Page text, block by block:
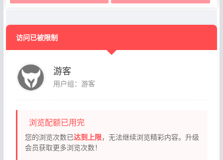
访问已被限制
游客
用户组：游客
浏览配额已用完
您的浏览次数已达到上限，无法继续浏览精彩内容。升级
会员获取更多浏览次数！